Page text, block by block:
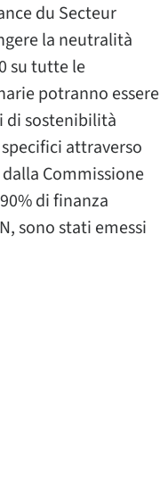
du Secteur
la neutralità
su tutte le
potranno essere
di sostenibilità
attraverso
Commissione
di finanza
sono stati emessi